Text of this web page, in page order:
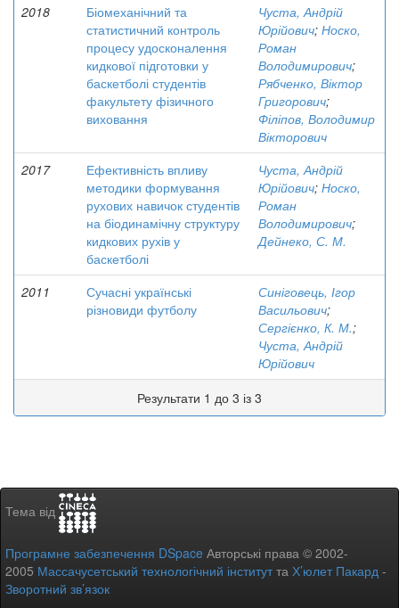
2018
Біомеханічний та
статистичний контроль
процесу удосконалення
кидкової підготовки у
баскетболі студентів
факультету фізичного
виховання
Чуста, Андрій
Юрійович; Носко,
Роман
Володимирович;
Рябченко, Віктор
Григорович;
Філіпов, Володимир
Вікторович
2017
Ефективність впливу
методики формування
рухових навичок студентів
на біодинамічну структуру
кидкових рухів у
баскетболі
Чуста, Андрій
Юрійович; Носко,
Роман
Володимирович;
Дейнеко, С. М.
2011
Сучасні українські
різновиди футболу
Синіговець, Ігор
Васильович;
Сергієнко, К. М.;
Чуста, Андрій
Юрійович
Результати 1 до 3 із 3
Тема від
Програмне забезпечення DSpace Авторські права © 2002-
2005 Массачусетський технологічний інститутта Х’юлет Пакард -
Зворотний зв’язок